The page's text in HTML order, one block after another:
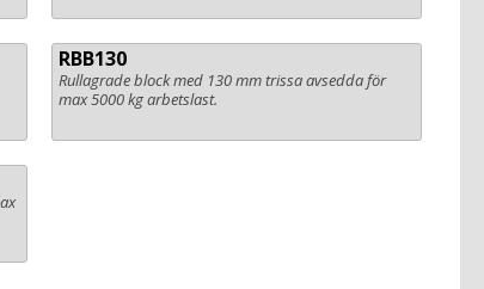
RBB130
Rullagrade block med 130 mm trissa avsedda för
max 5000 kg arbetslast.